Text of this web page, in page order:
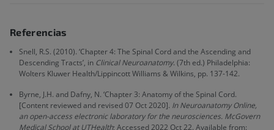
Referencias
Snell, R.S. (2010). ‘Chapter 4: The Spinal Cord and the Ascending and
Descending Tracts’, in Clinical Neuroanatomy. (7th ed.) Philadelphia:
Wolters Kluwer Health/Lippincott Williams & Wilkins, pp. 137-142.
Byrne, J.H. and Dafny, N. ‘Chapter 3: Anatomy of the Spinal Cord.
[Content reviewed and revised 07 Oct 2020]. In Neuroanatomy Online,
an open-access electronic laboratory for the neurosciences. McGovern
Medical School at UTHealth; Accessed 2022 Oct 22. Available from: